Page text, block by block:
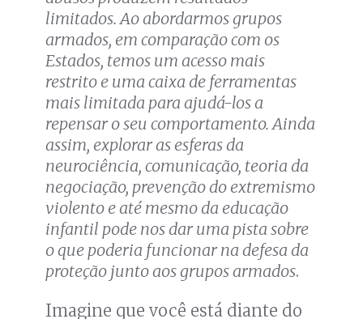
limitados. Ao abordarmos grupos
armados, em comparação com os
Estados, temos um acesso mais
restrito e uma caixa de ferramentas
mais limitada para ajudá-los a
repensar o seu comportamento. Ainda
assim, explorar as esferas da
neurociência, comunicação, teoria da
negociação, prevenção do extremismo
violento e até mesmo da educação
infantil pode nos dar uma pista sobre
o que poderia funcionar na defesa da
proteção junto aos grupos armados.
Imagine que você está diante do